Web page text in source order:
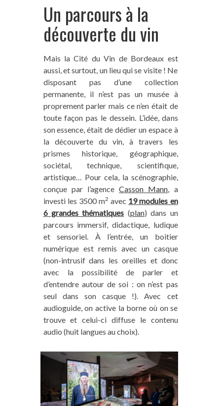
Un parcours à la
découverte du vin
Mais la Cité du Vin de Bordeaux est
aussi, et surtout, un lieu qui se visite ! Ne
disposant pas d’une collection
permanente, il n’est pas un musée à
proprement parler mais ce n’en était de
toute façon pas le dessein. L’idée, dans
son essence, était de dédier un espace à
la découverte du vin, à travers les
prismes historique, géographique,
sociétal, technique, scientifique,
artistique… Pour cela, la scénographie,
conçue par l’agenceCasson Mann, a
investi les 3500 m2 avec 19 modules en
6 grandes thématiques (plan) dans un
parcours immersif, didactique, ludique
et sensoriel. À l’entrée, un boitier
numérique est remis avec un casque
(non-intrusif dans les oreilles et donc
avec la possibilité de parler et
d’entendre autour de soi : on n’est pas
seul dans son casque !). Avec cet
audioguide, on active la borne où on se
trouve et celui-ci diffuse le contenu
audio (huit langues au choix).